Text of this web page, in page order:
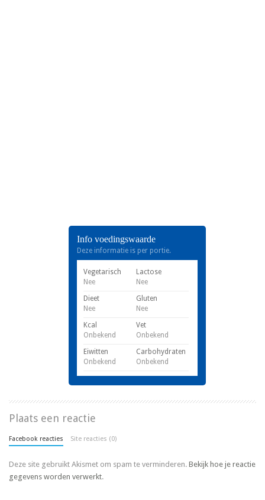
Info voedingswaarde
Deze informatie is per portie.
Vegetarisch
Nee
Lactose
Nee
Dieet
Nee
Gluten
Nee
Kcal
Onbekend
Vet
Onbekend
Eiwitten
Onbekend
Carbohydraten
Onbekend
Plaats een reactie
Facebook reacties Site reacties (0)
Deze site gebruikt Akismet om spam te verminderen.Bekijk hoe je reactie
gegevens worden verwerkt.